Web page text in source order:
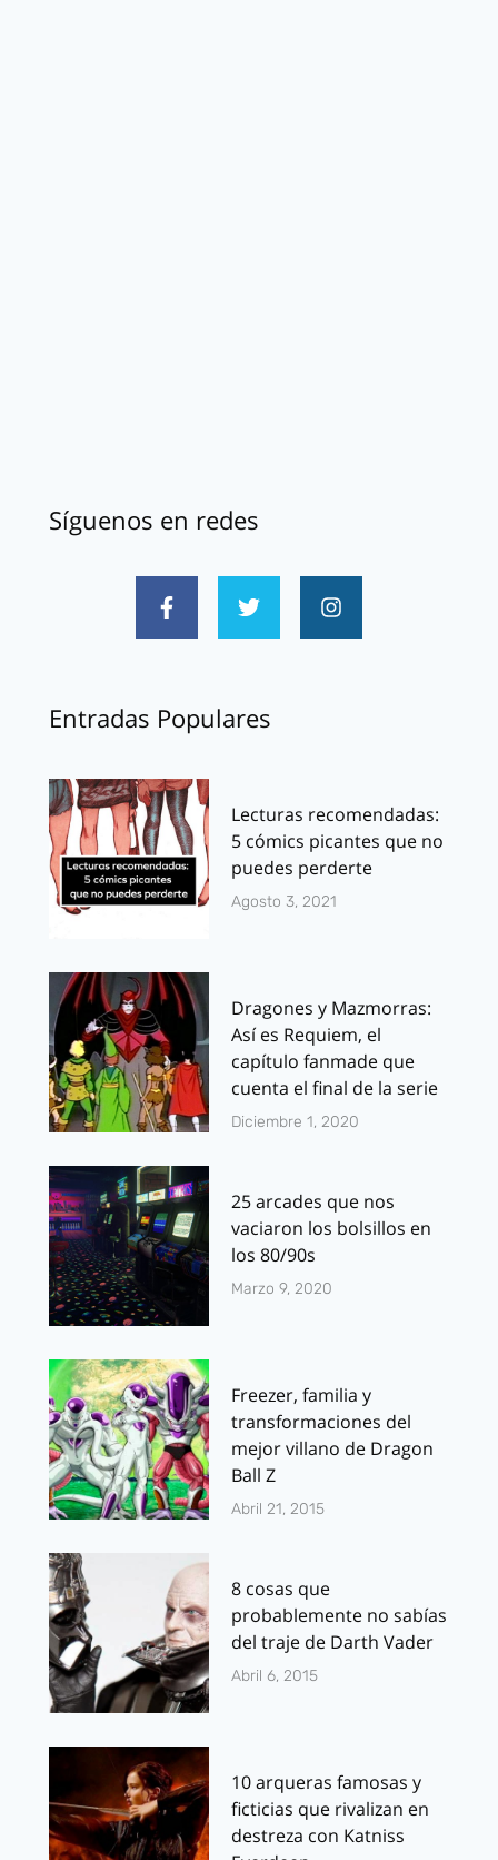
Síguenos en redes
Entradas Populares
Lecturas recomendadas:
5 cómics picantes que no
puedes perderte
Agosto 3, 2021
Dragones y Mazmorras:
Así es Requiem, el
capítulo fanmade que
cuenta el final de la serie
Diciembre 1, 2020
25 arcades que nos
vaciaron los bolsillos en
los 80/90s
Marzo 9, 2020
Freezer, familia y
transformaciones del
mejor villano de Dragon
Ball Z
Abril 21, 2015
8 cosas que
probablemente no sabías
del traje de Darth Vader
Abril 6, 2015
10 arqueras famosas y
ficticias que rivalizan en
destreza con Katniss